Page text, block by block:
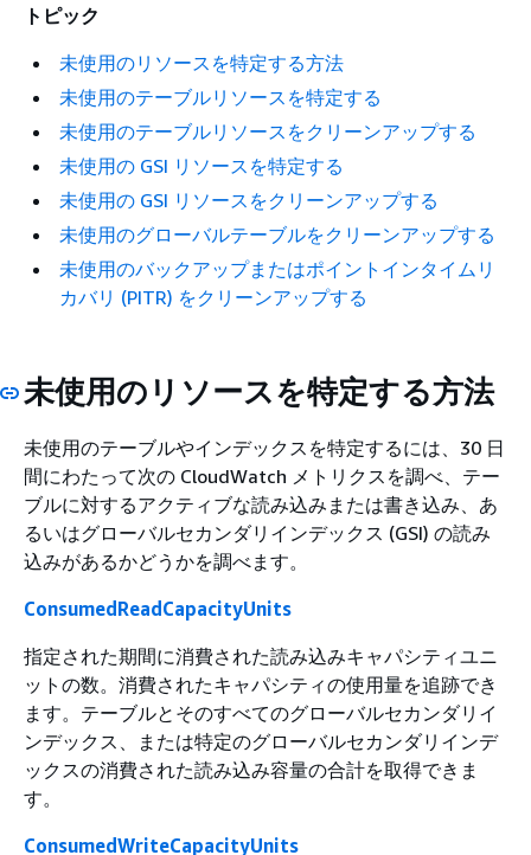
トピック
未使用のリソースを特定する方法
未使用のテーブルリソースを特定する
未使用のテーブルリソースをクリーンアップする
未使用の GSI リソースを特定する
未使用の GSI リソースをクリーンアップする
未使用のグローバルテーブルをクリーンアップする
未使用のバックアップまたはポイントインタイムリ
カバリ (PITR) をクリーンアップする
未使用のリソースを特定する方法
未使用のテーブルやインデックスを特定するには、30 日
間にわたって次の CloudWatch メトリクスを調べ、テー
ブルに対するアクティブな読み込みまたは書き込み、あ
るいはグローバルセカンダリインデックス (GSI) の読み
込みがあるかどうかを調べます。
ConsumedReadCapacityUnits
指定された期間に消費された読み込みキャパシティユニ
ットの数。消費されたキャパシティの使用量を追跡でき
ます。テーブルとそのすべてのグローバルセカンダリイ
ンデックス、または特定のグローバルセカンダリインデ
ックスの消費された読み込み容量の合計を取得できま
す。
ConsumedWriteCapacityUnits